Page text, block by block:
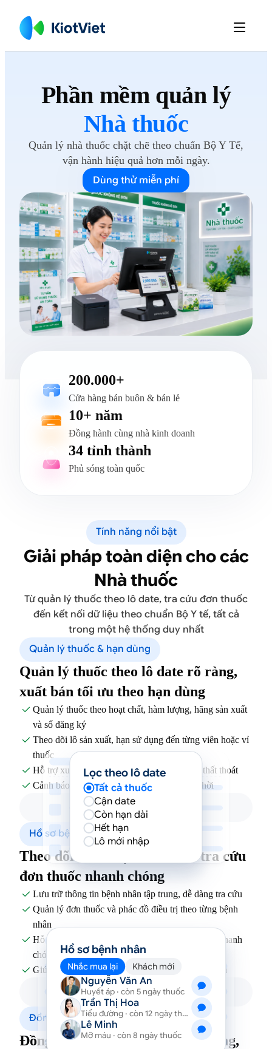

Phần mềm quản lý
Nhà thuốc
Quản lý nhà thuốc chặt chẽ theo chuẩn Bộ Y Tế,
vận hành hiệu quả hơn mỗi ngày.
Dùng thử miễn phí
200.000+
Cửa hàng bán buôn & bán lẻ
10+ năm
Đồng hành cùng nhà kinh doanh
34 tỉnh thành
Phủ sóng toàn quốc
Tính năng nổi bật
Giải pháp toàn diện cho các
Nhà thuốc
Từ quản lý thuốc theo lô date, tra cứu đơn thuốc
đến kết nối dữ liệu theo chuẩn Bộ Y tế, tất cả
trong một hệ thống duy nhất
Quản lý thuốc & hạn dùng
Quản lý thuốc theo lô date rõ ràng,
xuất bán tối ưu theo hạn dùng
 Quản lý thuốc theo hoạt chất, hàm lượng, hãng sản xuất
và số đăng ký
 Theo dõi lô sản xuất, hạn sử dụng đến từng viên hoặc vỉ
thuốc
 Hỗ trợ xuất trước thuốc cận date để hạn chế thất thoát
 Cảnh báo thuốc sắp hết hạn và tồn kho kịp thời
Lọc theo lô date
Tất cả thuốc
Cận date
Còn hạn dài
Hết hạn
Lô mới nhập
Hồ sơ bệnh nhân & Đơn thuốc
Theo dõi hồ sơ bệnh nhân và tra cứu
đơn thuốc nhanh chóng
 Lưu trữ thông tin bệnh nhân tập trung, dễ dàng tra cứu
 Quản lý đơn thuốc và phác đồ điều trị theo từng bệnh
nhân
 Hỗ trợ tìm kiếm lịch sử mua thuốc và đơn thuốc nhanh
chóng
 Giúp tư vấn bán thuốc chính xác và thuận tiện hơn
Hồ sơ bệnh nhân
Nhắc mua lại Khách mới
Nguyễn Văn An
Huyết áp · còn 5 ngày thuốc
Trần Thị Hoa
Tiểu đường · còn 12 ngày thuốc
Lê Minh
Mỡ máu · còn 8 ngày thuốc
Đồng bộ dữ liệu Dược Quốc gia
Đồng bộ dữ liệu dược nhanh chóng,